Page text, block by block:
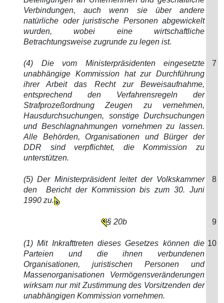
Verbindungen, auch wenn sie über andere
natürliche oder juristische Personen abgewickelt
wurden, wobei eine wirtschaftliche
Betrachtungsweise zugrunde zu legen ist.
(4) Die vom Ministerpräsidenten eingesetzte
unabhängige Kommission hat zur Durchführung
ihrer Arbeit das Recht zur Beweisaufnahme,
entsprechend den Verfahrensregeln der
Strafprozeßordnung Zeugen zu vernehmen,
Hausdurchsuchungen, sonstige Durchsuchungen
und Beschlagnahmungen vornehmen zu lassen.
Alle Behörden, Organisationen und Bürger der
DDR sind verpflichtet, die Kommission zu
unterstützen.
7
(5) Der Ministerpräsident leitet der Volkskammer
den Bericht der Kommission bis zum 30. Juni
1990 zu.
8
§ 20b 9
(1) Mit Inkrafttreten dieses Gesetzes können die
Parteien und die ihnen verbundenen
Organisationen, juristischen Personen und
Massenorganisationen Vermögensveränderungen
wirksam nur mit Zustimmung des Vorsitzenden der
unabhängigen Kommission vornehmen.
10